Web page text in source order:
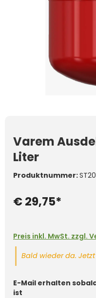
Varem
Liter
Produktnummer:
€ 29,75*
Preis inkl. MwSt. zzgl.
Bald wieder da.
E-Mail erhalten
ist